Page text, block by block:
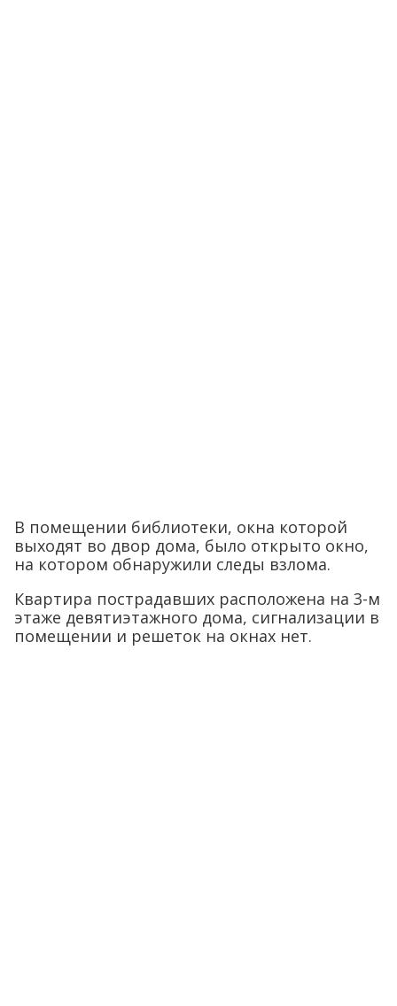
В помещении библиотеки, окна которой
выходят во двор дома, было открыто окно,
на котором обнаружили следы взлома.
Квартира пострадавших расположена на 3-м
этаже девятиэтажного дома, сигнализации в
помещении и решеток на окнах нет.